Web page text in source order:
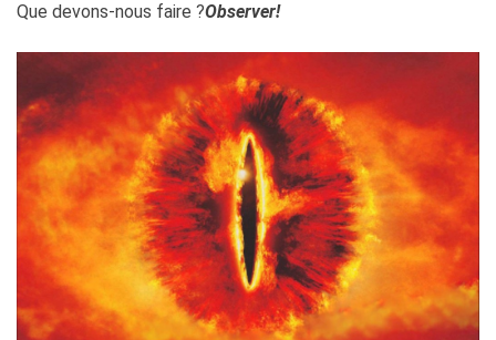
Que devons-nous faire ?Observer!